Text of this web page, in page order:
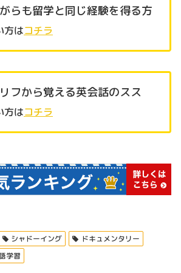
らも留学と同じ経験を得る方
方はコチラ
フから覚える英会話のスス
方はコチラ
シャドーイング
ドキュメンタリー
学習